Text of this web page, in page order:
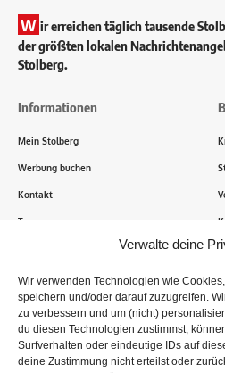
Verwalte deine
Wir verwenden Technologien wie
speichern und/oder darauf zuzugreifen.
zu verbessern und um (nicht)
du diesen Technologien zustimmst,
Surfverhalten oder eindeutige IDs auf
deine Zustimmung nicht erteilst oder
W ir erreichen täglich tausende
der größten lokalen
Stolberg.
Informationen
Mein Stolberg
Werbung buchen
Kontakt
Transparenz
Tausende Stolberger sind bereits
Informationen, Bilder und
recherchieren, sammeln